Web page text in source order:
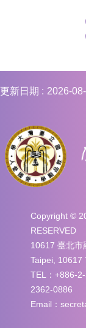
更新日期 2026-
Copyright ©
RESERVED
10617 臺北市
Taipei, 10617
TEL：+886-
2362-0886
Email：